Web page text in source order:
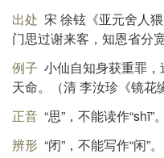
出处 宋 徐铉《亚元舍人
门思过谢来客，知恩省分
例子 小仙自知身获重罪
天命。（清 李汝珍《镜花
正音 “思”，不能读作“shī”。
辨形 “闭”，不能写作“闲”。